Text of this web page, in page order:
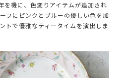
機に、色変りアイテムが追加され
フにピンクとブルーの優しい色を加
トで優雅なティータイムを演出しま